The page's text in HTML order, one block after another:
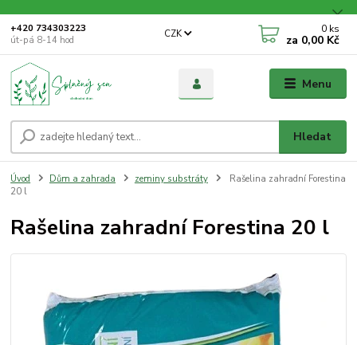
Menu
CZK
Hledat
+420 734303223
út-pá 8-14 hod
0 ks
za 0,00 Kč
Úvod Dům a zahrada zeminy substráty
Rašelina zahradní Forestina
20 l
Rašelina zahradní Forestina 20 l